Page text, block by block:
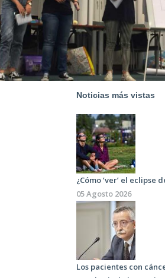
Noticias más vistas
¿Cómo ‘ver’ el eclipse
05 Agosto 2026
Los pacientes con